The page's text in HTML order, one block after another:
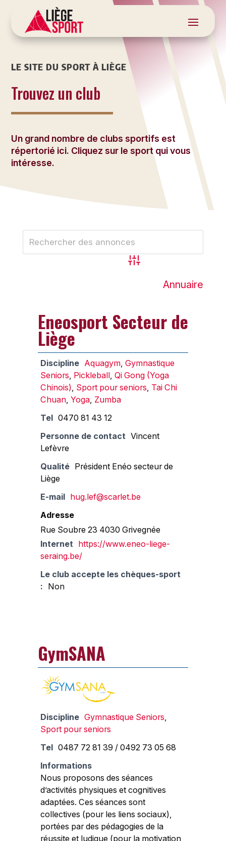
LE SITE DU SPORT À LIÈGE
Trouvez un club
Un grand nombre de clubs sportifs est
répertorié ici. Cliquez sur le sport qui vous
intéresse.
Advanced Search
Annuaire
Eneosport Secteur de
Liège
Discipline Aquagym, Gymnastique
Seniors Pickleball, Qi Gong (Yoga
Chinois) Sport pour seniors Tai Chi
Chuan, Yoga, Zumba
Tel 0470 81 43 12
Personne de contact Vincent
Lefèvre
Qualité Président Enéo secteur de
Liège
E-mail hug.lef@scarlet.be
Adresse
Rue Soubre 23 4030 Grivegnée
Internet https://www.eneo-liege-
seraing.be/
Le club accepte les chèques-sport
: Non
GymSANA
Discipline Gymnastique Seniors
Sport pour seniors
Tel 0487 72 81 39 / 0492 73 05 68
Informations
Nous proposons des séances
d’activités physiques et cognitives
adaptées. Ces séances sont
collectives (pour les liens sociaux),
portées par des pédagogies de la
réussite et ludique (pour la motivation